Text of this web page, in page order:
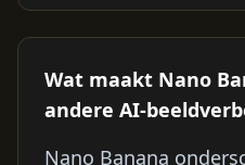
Wat maakt Nano
andere AI-
Nano Banana